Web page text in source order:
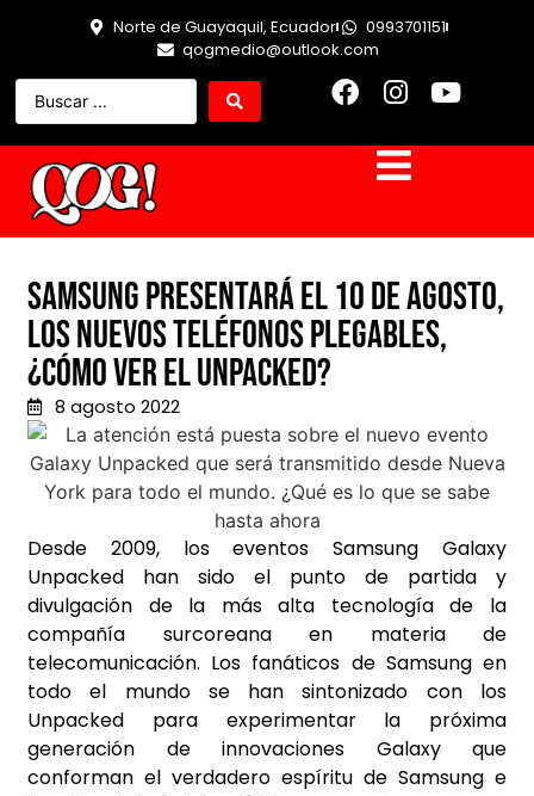
Norte de Guayaquil, Ecuador
0993701151
qogmedio@outlook.com
Samsung presentará el 10 de agosto,
los nuevos teléfonos plegables,
¿Cómo ver el Unpacked?
8 agosto 2022
Desde 2009, los eventos Samsung Galaxy
Unpacked han sido el punto de partida y
divulgación de la más alta tecnología de la
compañía surcoreana en materia de
telecomunicación. Los fanáticos de Samsung en
todo el mundo se han sintonizado con los
Unpacked para experimentar la próxima
generación de innovaciones Galaxy que
conforman el verdadero espíritu de Samsung e